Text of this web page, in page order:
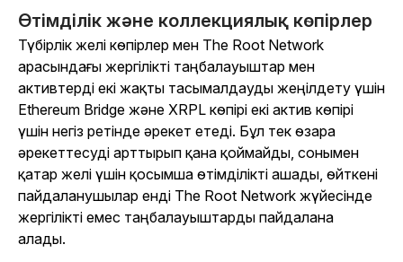
Өтімділік және коллекциялық көпірлер
Түбірлік желі көпірлер мен The Root Network
арасындағы жергілікті таңбалауыштар мен
активтерді екі жақты тасымалдауды жеңілдету үшін
Ethereum Bridge және XRPL көпірі екі актив көпірі
үшін негіз ретінде әрекет етеді. Бұл тек өзара
әрекеттесуді арттырып қана қоймайды, сонымен
қатар желі үшін қосымша өтімділікті ашады, өйткені
пайдаланушылар енді The Root Network жүйесінде
жергілікті емес таңбалауыштарды пайдалана
алады.